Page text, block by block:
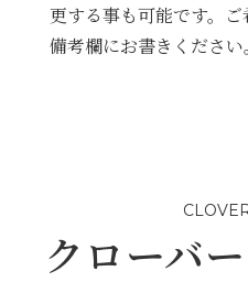
更する事も可能です。
備考欄にお書きください。
クローバ